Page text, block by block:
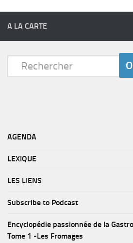
A LA CARTE
AGENDA
LEXIQUE
LES LIENS
Subscribe to Podcast
Encyclopédie passionnée de la
Tome 1 -Les Fromages